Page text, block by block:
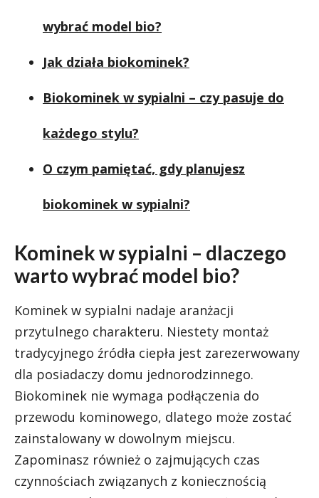
wybrać model bio?
Jak działa biokominek?
Biokominek w sypialni – czy pasuje do
każdego stylu?
O czym pamiętać, gdy planujesz
biokominek w sypialni?
Kominek w sypialni – dlaczego
warto wybrać model bio?
Kominek w sypialni nadaje aranżacji
przytulnego charakteru. Niestety montaż
tradycyjnego źródła ciepła jest zarezerwowany
dla posiadaczy domu jednorodzinnego.
Biokominek nie wymaga podłączenia do
przewodu kominowego, dlatego może zostać
zainstalowany w dowolnym miejscu.
Zapominasz również o zajmujących czas
czynnościach związanych z koniecznością